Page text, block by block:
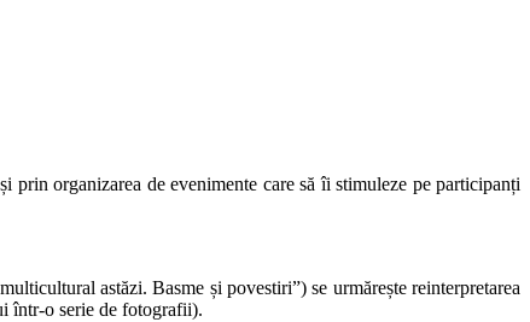
organizarea de evenimente care să îi stimuleze pe participanți
astăzi. Basme și povestiri”) se urmărește reinterpretarea
într-o serie de fotografii).